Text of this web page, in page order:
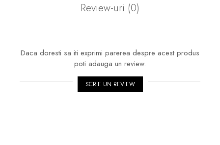
Review-uri (0)
Daca doresti sa iti exprimi parerea despre acest produs
poti adauga un review.
SCRIE UN REVIEW